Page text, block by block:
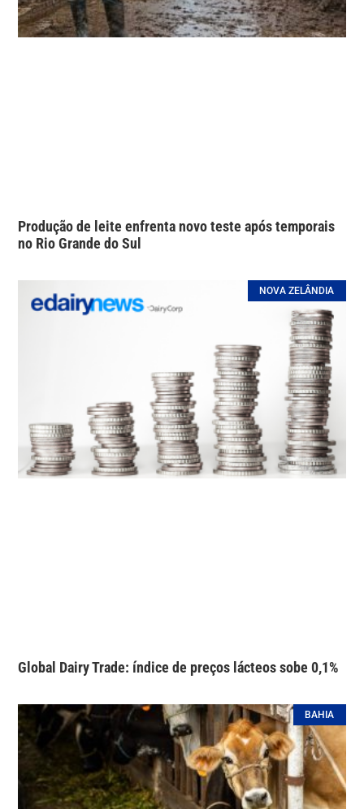
Produção de leite enfrenta novo teste após temporais
no Rio Grande do Sul
NOVA ZELÂNDIA
Global Dairy Trade: índice de preços lácteos sobe 0,1%
BAHIA